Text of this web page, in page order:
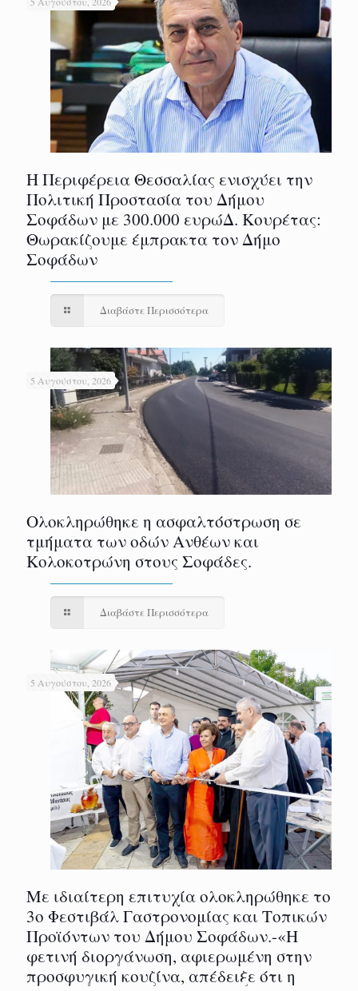
Η Περιφέρεια Θεσσαλίας ενισχύει την
Πολιτική Προστασία του Δήμου
Σοφάδων με 300.000 ευρώΔ. Κουρέτας:
Θωρακίζουμε έμπρακτα τον Δήμο
Σοφάδων
Διαβάστε Περισσότερα
5 Αυγούστου, 2026
Ολοκληρώθηκε η ασφαλτόστρωση σε
τμήματα των οδών Ανθέων και
Κολοκοτρώνη στους Σοφάδες.
Διαβάστε Περισσότερα
5 Αυγούστου, 2026
Με ιδιαίτερη επιτυχία ολοκληρώθηκε το
3ο Φεστιβάλ Γαστρονομίας και Τοπικών
Προϊόντων του Δήμου Σοφάδων.-«Η
φετινή διοργάνωση, αφιερωμένη στην
προσφυγική κουζίνα, απέδειξε ότι η